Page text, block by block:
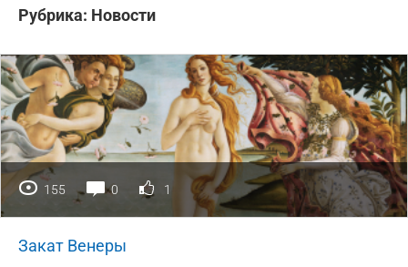
Рубрика: Новости
155 0 1
Закат Венеры